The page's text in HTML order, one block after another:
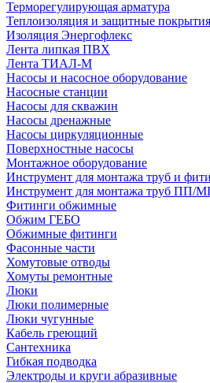
Терморегулирующая арматура
Теплоизоляция и защитные покрытия
Изоляция Энергофлекс
Лента липкая ПВХ
Лента ТИАЛ-М
Насосы и насосное оборудование
Насосные станции
Насосы для скважин
Насосы дренажные
Насосы циркуляционные
Поверхностные насосы
Монтажное оборудование
Инструмент для монтажа труб и
Инструмент для монтажа труб ПП/
Фитинги обжимные
Обжим ГЕБО
Обжимные фитинги
Фасонные части
Хомутовые отводы
Хомуты ремонтные
Люки
Люки полимерные
Люки чугунные
Кабель греющий
Сантехника
Гибкая подводка
Электроды и круги абразивные